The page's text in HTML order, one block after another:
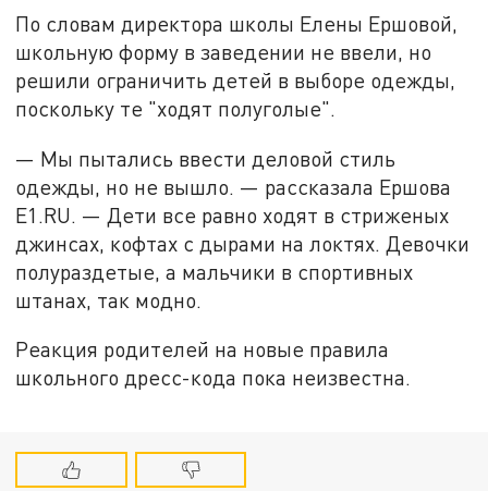
По словам директора школы Елены Ершовой,
школьную форму в заведении не ввели, но
решили ограничить детей в выборе одежды,
поскольку те "ходят полуголые".
— Мы пытались ввести деловой стиль
одежды, но не вышло. — рассказала Ершова
Е1.RU. — Дети все равно ходят в стриженых
джинсах, кофтах с дырами на локтях. Девочки
полураздетые, а мальчики в спортивных
штанах, так модно.
Реакция родителей на новые правила
школьного дресс-кода пока неизвестна.